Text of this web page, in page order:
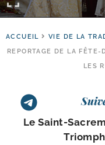
ACCUEIL VIE DE LA
REPORTAGE DE LA
LES
Le Saint-​